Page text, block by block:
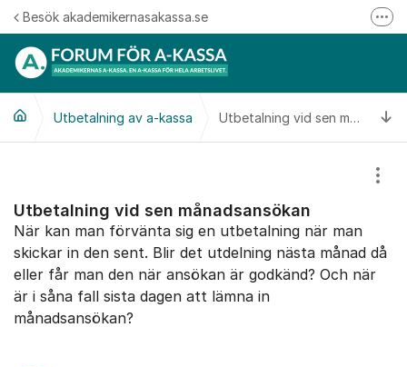
Hoppa till innehåll
Besök akademikernasakassa.se
Följ oss på Linkedin
Utbetalning av a-kassa Utbetalning vid sen månadsansökan
Utbetalning vid sen månadsansökan
När kan man förvänta sig en utbetalning när man
skickar in den sent. Blir det utdelning nästa månad då
eller får man den när ansökan är godkänd? Och när
är i såna fall sista dagen att lämna in
månadsansökan?